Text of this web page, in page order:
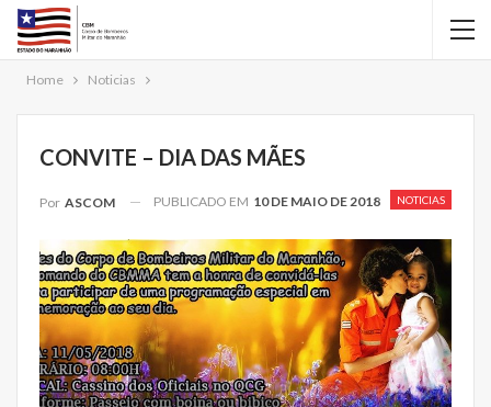
Home Noticias
CONVITE – DIA DAS MÃES
NOTICIAS
Por ASCOM PUBLICADO EM 10 DE MAIO DE 2018